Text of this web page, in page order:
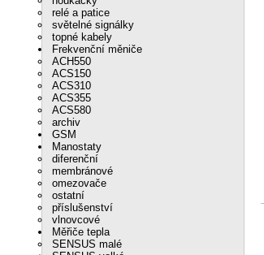
relé a patice
světelné signálky
topné kabely
Frekvenční měniče
ACH550
ACS150
ACS310
ACS355
ACS580
archiv
GSM
Manostaty
diferenční
membránové
omezovače
ostatní
příslušenství
vlnovcové
Měřiče tepla
SENSUS malé